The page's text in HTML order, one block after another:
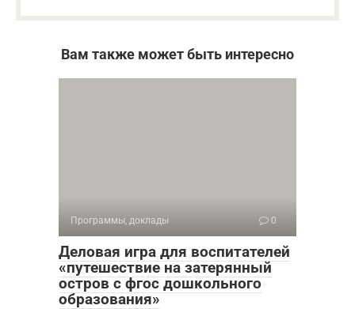
Вам также может быть интересно
Программы, доклады 0
Деловая игра для воспитателей
«путешествие на затерянный
остров с фгос дошкольного
образования»